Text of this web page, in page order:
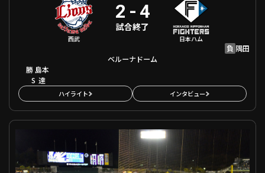
利用規約 プライバシーポリシー
運営会社（別ウィンドウで開く） よくある質問
西武
2 -4
試合終了
日本ハム
負 隅田
ベルーナドーム
勝島本
S 達
ハイライト インタビュー
パーソル パ・リーグ公式戦 オリックス VS 東北楽天